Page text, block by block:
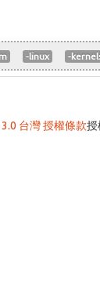
-linux -
台灣 授權條款授